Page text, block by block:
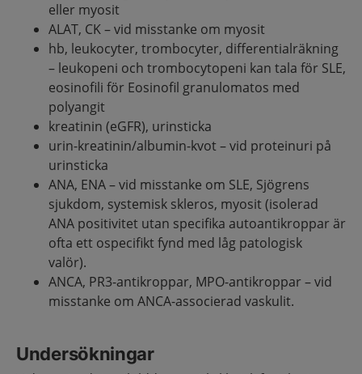
eller myosit
ALAT, CK – vid misstanke om myosit
hb, leukocyter, trombocyter, differentialräkning
– leukopeni och trombocytopeni kan tala för SLE,
eosinofili för Eosinofil granulomatos med
polyangit
kreatinin (eGFR), urinsticka
urin-kreatinin/albumin-kvot – vid proteinuri på
urinsticka
ANA, ENA – vid misstanke om SLE, Sjögrens
sjukdom, systemisk skleros, myosit (isolerad
ANA positivitet utan specifika autoantikroppar är
ofta ett ospecifikt fynd med låg patologisk
valör).
ANCA, PR3-antikroppar, MPO-antikroppar – vid
misstanke om ANCA-associerad vaskulit.
Undersökningar